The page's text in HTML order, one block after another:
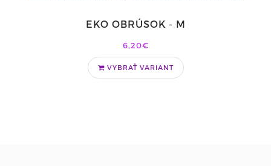
EKO OBRÚSOK - M
6,20€
VYBRAŤ VARIANT